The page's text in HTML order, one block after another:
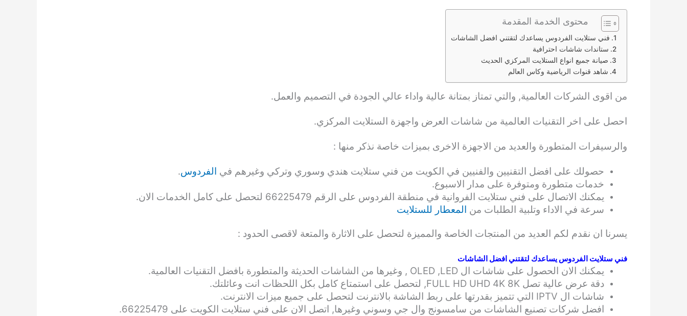
محتوى الخدمة المقدمة
فني ستلايت الفردوس يساعدك لتقتني افضل الشاشات
ستاندات شاشات احترافية
صيانة جميع انواع الستلايت المركزي الحديث
شاهد قنوات الرياضية وكاس العالم
من اقوى الشركات العالمية, والتي تمتاز بمتانة عالية واداء عالي الجودة في التصميم والعمل.
احصل على اخر التقنيات العالمية من شاشات العرض واجهزة الستلايت المركزي.
والرسيفرات المتطورة والعديد من الاجهزة الاخرى بميزات خاصة نذكر منها :
حصولك على افضل التقنيين والفنيين في الكويت من فني ستلايت هندي وسوري وتركي وغيرهم في الفردوس.
خدمات متطورة ومتوفرة على مدار الاسبوع.
يمكنك الاتصال على فني ستلايت الفروانية في منطقة الفردوس على الرقم 66225479 لتحصل على كامل الخدمات الان.
سرعة في الاداء وتلبية الطلبات من المعطار للستلايت
يسرنا ان نقدم لكم العديد من المنتجات الخاصة والمميزة لتحصل على الاثارة والمتعة لاقصى الحدود :
فني ستلايت الفردوس يساعدك لتقتني افضل الشاشات
يمكنك الان الحصول على شاشات ال OLED ,LED , وغيرها من الشاشات الحديثة والمتطورة بافضل التقنيات العالمية.
دقة عرض عالية تصل FULL HD UHD 4K 8K, لتحصل على استمتاع كامل بكل اللحظات انت وعائلتك.
شاشات ال IPTV التي تتميز بقدرتها على ربط الشاشة بالانترنت لتحصل على جميع ميزات الانترنت.
افضل شركات تصنيع الشاشات من سامسونج وال جي وسوني وغيرها, اتصل الان على فني ستلايت الكويت على 66225479.